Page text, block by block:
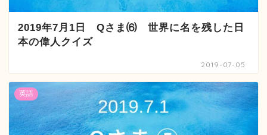
2019年7月1日 Qさま⑹ 世界に名を残した日
本の偉人クイズ
2019-07-05
英語